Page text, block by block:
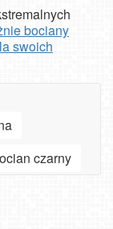
bociany
swoich
czarny